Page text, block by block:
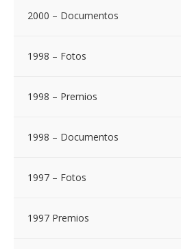
2000 – Documentos
1998 – Fotos
1998 – Premios
1998 – Documentos
1997 – Fotos
1997 Premios